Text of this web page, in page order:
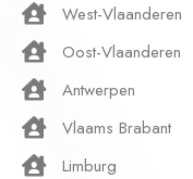
West-Vlaanderen
Oost-Vlaanderen
Antwerpen
Vlaams Brabant
Limburg